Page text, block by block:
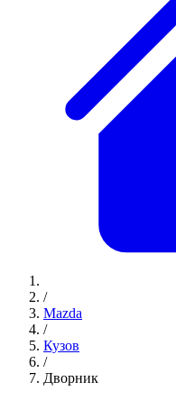
/
Mazda
/
Кузов
/
Дворник